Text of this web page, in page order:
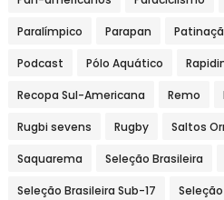
Paralímpico Parapan
Podcast Pólo Aquático
Recopa Sul-Americana Remo
Rugbi sevens Rugby Saltos
Saquarema Seleção Brasileira
Seleção Brasileira Sub-17